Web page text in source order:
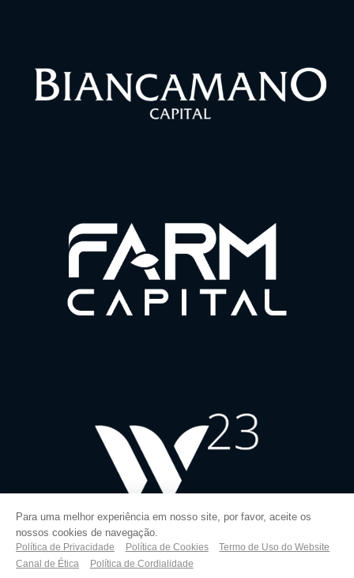
Para uma melhor experiência em nosso site, por favor, aceite os
nossos cookies de navegação.
Política de Privacidade Política de Cookies
Termo de Uso do Website
Canal de Ética
Política de Cordialidade